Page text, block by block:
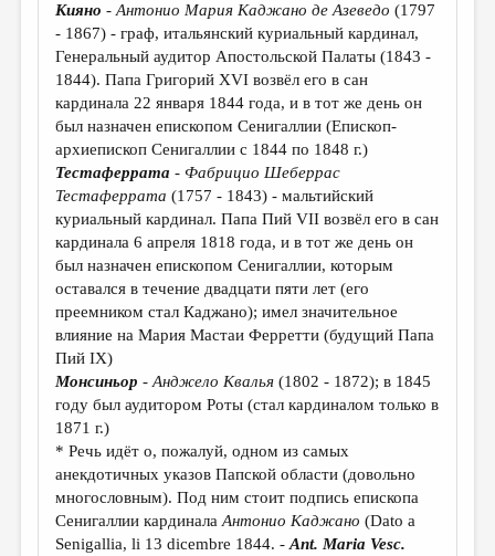
ПУБЛИЦИСТИКА
РЕЦЕНЗИРОВАНИЕ
ЦИКЛЫ ПУБЛИКАЦИЙ
ТРЕДИАКОВСКИЙ
МЕДИА
ВКОНТАКТЕ
Кияно -Антонио Мария Каджано де Азеведо (1797
- 1867) - граф, итальянский куриальный кардинал,
Генеральный аудитор Апостольской Палаты (1843 -
1844). Папа Григорий XVI возвёл его в сан
кардинала 22 января 1844 года, и в тот же день он
был назначен епископом Сенигаллии (Епископ-
архиепископ Сенигаллии с 1844 по 1848 г.)
Тестаферрата- Фабрицио Шеберрас
Тестаферрата (1757 - 1843) - мальтийский
куриальный кардинал. Папа Пий VII возвёл его в сан
кардинала 6 апреля 1818 года, и в тот же день он
был назначен епископом Сенигаллии, которым
оставался в течение двадцати пяти лет (его
преемником стал Каджано); имел значительное
влияние на Мария Мастаи Ферретти (будущий Папа
Пий IX)
Монсиньор- Анджело Квалья (1802 - 1872); в 1845
году был аудитором Роты (стал кардиналом только в
1871 г.)
* Речь идёт о, пожалуй, одном из самых
анекдотичных указов Папской области (довольно
многословным). Под ним стоит подпись епископа
Сенигаллии кардиналаАнтонио Каджано(Dato a
Senigallia, li 13 dicembre 1844. -Ant. Maria Vesc.